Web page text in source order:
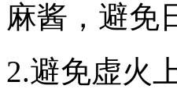
麻酱，避免
2.避免虚火